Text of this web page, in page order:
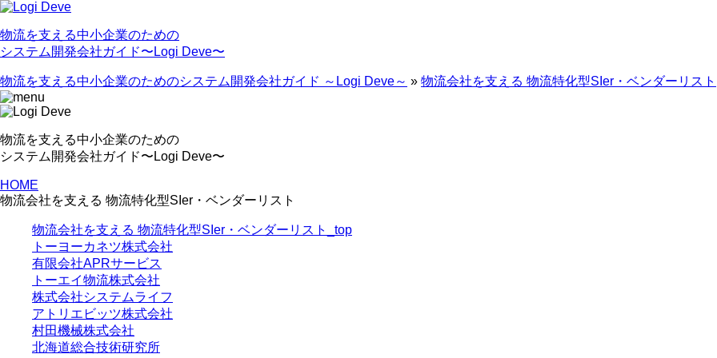
物流を⽀える中⼩企業のための
システム開発会社ガイド〜Logi Deve〜
物流を支える中小企業のためのシステム開発会社ガイド ～Logi Deve～ » 物流会社を支える 物流特化型SIer・ベンダーリスト
物流を⽀える中⼩企業のための
システム開発会社ガイド〜Logi Deve〜
HOME
物流会社を支える 物流特化型SIer・ベンダーリスト
物流会社を支える 物流特化型SIer・ベンダーリスト_top
トーヨーカネツ株式会社
有限会社APRサービス
トーエイ物流株式会社
株式会社システムライフ
アトリエビッツ株式会社
村田機械株式会社
北海道総合技術研究所